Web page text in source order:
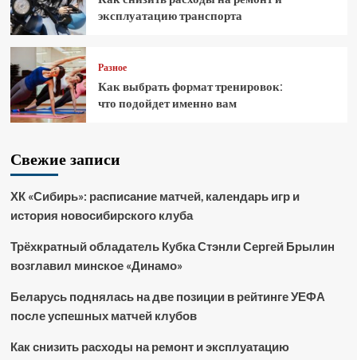
эксплуатацию транспорта
Разное
Как выбрать формат тренировок:
что подойдет именно вам
Свежие записи
ХК «Сибирь»: расписание матчей, календарь игр и
история новосибирского клуба
Трёхкратный обладатель Кубка Стэнли Сергей Брылин
возглавил минское «Динамо»
Беларусь поднялась на две позиции в рейтинге УЕФА
после успешных матчей клубов
Как снизить расходы на ремонт и эксплуатацию